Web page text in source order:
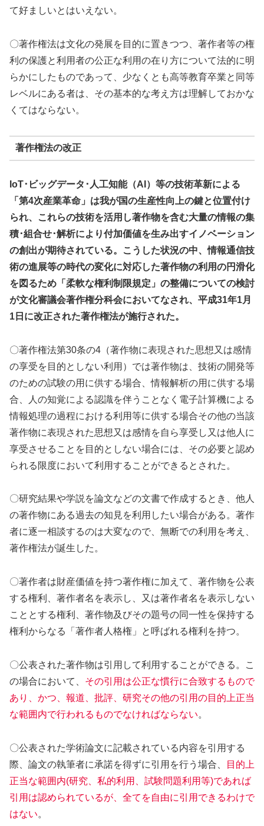
て好ましいとはいえない。
〇著作権法は文化の発展を目的に置きつつ、著作者等の権
利の保護と利用者の公正な利用の在り方について法的に明
らかにしたものであって、少なくとも高等教育卒業と同等
レベルにある者は、その基本的な考え方は理解しておかな
くてはならない。
著作権法の改正
IoT･ビッグデータ･人工知能（AI）等の技術革新による
「第4次産業革命」は我が国の生産性向上の鍵と位置付け
られ、これらの技術を活用し著作物を含む大量の情報の集
積･組合せ･解析により付加価値を生み出すイノベーション
の創出が期待されている。こうした状況の中、情報通信技
術の進展等の時代の変化に対応した著作物の利用の円滑化
を図るため「柔軟な権利制限規定」の整備についての検討
が文化審議会著作権分科会においてなされ、平成31年1月
1日に改正された著作権法が施行された。
〇著作権法第30条の4（著作物に表現された思想又は感情
の享受を目的としない利用）では著作物は、技術の開発等
のための試験の用に供する場合、情報解析の用に供する場
合、人の知覚による認識を伴うことなく電子計算機による
情報処理の過程における利用等に供する場合その他の当該
著作物に表現された思想又は感情を自ら享受し又は他人に
享受させることを目的としない場合には、その必要と認め
られる限度において利用することができるとされた。
〇研究結果や学説を論文などの文書で作成するとき、他人
の著作物にある過去の知見を利用したい場合がある。著作
者に逐一相談するのは大変なので、無断での利用を考え、
著作権法が誕生した。
〇著作者は財産価値を持つ著作権に加えて、著作物を公表
する権利、著作者名を表示し、又は著作者名を表示しない
こととする権利、著作物及びその題号の同一性を保持する
権利からなる「著作者人格権」と呼ばれる権利を持つ。
〇公表された著作物は引用して利用することができる。こ
の場合において、 その引用は公正な慣行に合致するもので
あり、かつ、報道、批評、研究その他の引用の目的上正当
な範囲内で行われるものでなければならない。
〇公表された学術論文に記載されている内容を引用する
際、論文の執筆者に承諾を得ずに引用を行う場合、
目的上
正当な範囲内(研究、私的利用、試験問題利用等)であれば
引用は認められているが、全てを自由に引用できるわけで
はない。